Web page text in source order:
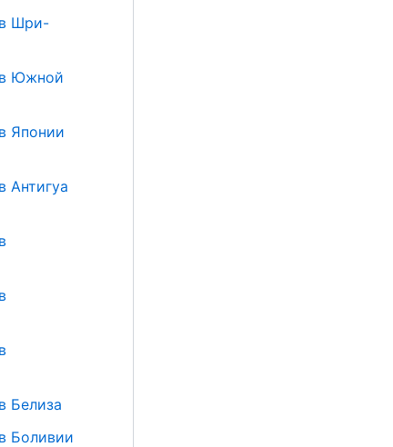
Шри-
Южной
Японии
Антигуа
Белиза
Боливии